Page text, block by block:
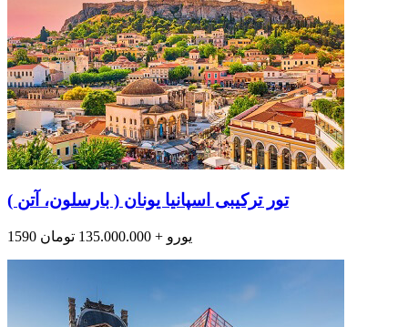
تور ترکیبی اسپانیا یونان ( بارسلون، آتن )
1590 یورو + 135.000.000 تومان